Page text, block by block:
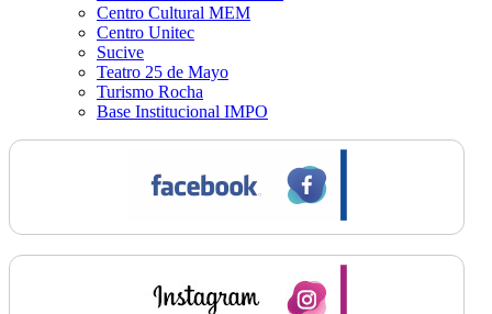
Centro Cultural MEM
Centro Unitec
Sucive
Teatro 25 de Mayo
Turismo Rocha
Base Institucional IMPO